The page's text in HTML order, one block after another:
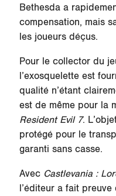
Bethesda a
compensation, mais
les joueurs déçus.
Pour le collector du
l’exosquelette est
qualité n’étant
est de même pour la
Resident Evil 7.
protégé pour le
garanti sans casse.
Avec Castlevania :
l’éditeur a fait preuve